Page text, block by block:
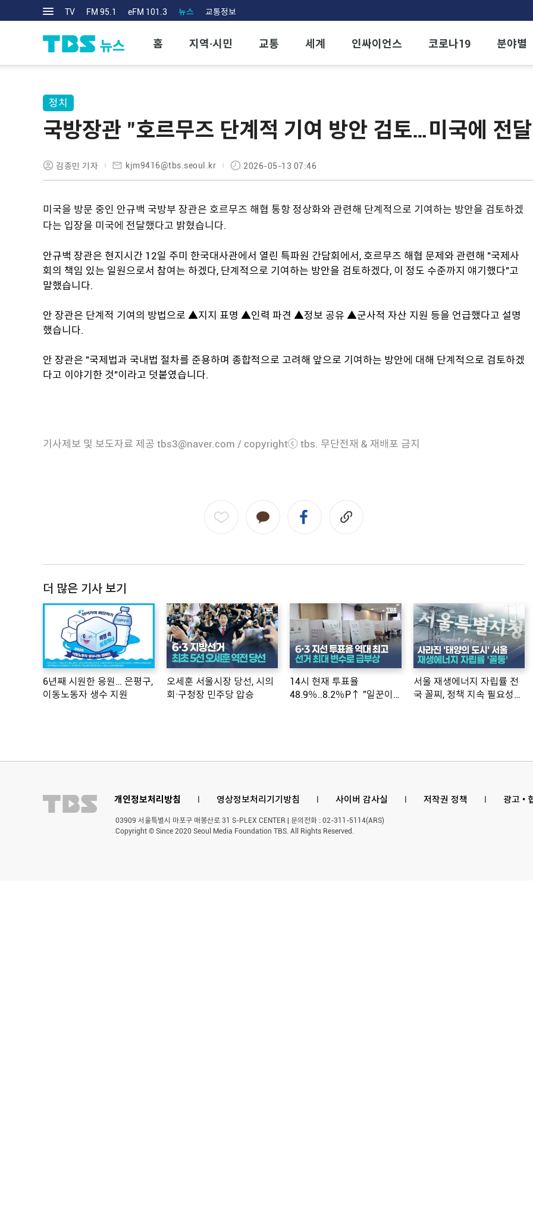
TV FM 95.1 eFM 101.3 뉴스 교통정보
홈 지역·시민 교통 세계 인싸이언스 코로나19 분야별
정치
국방장관 "호르무즈 단계적 기여 방안 검토…미국에 전
김종민 기자 kjm9416@tbs.seoul.kr 2026-05-13 07:46
미국을 방문 중인 안규백 국방부 장관은 호르무즈 해협 통항 정상화와 관련해 단계적으로 기여하는 방안을 검토하겠
다는 입장을 미국에 전달했다고 밝혔습니다.
안규백 장관은 현지시간 12일 주미 한국대사관에서 열린 특파원 간담회에서, 호르무즈 해협 문제와 관련해 "국제사
회의 책임 있는 일원으로서 참여는 하겠다, 단계적으로 기여하는 방안을 검토하겠다, 이 정도 수준까지 얘기했다"고
말했습니다.
안 장관은 단계적 기여의 방법으로 ▲지지 표명 ▲인력 파견 ▲정보 공유 ▲군사적 자산 지원 등을 언급했다고 설명
했습니다.
안 장관은 "국제법과 국내법 절차를 준용하며 종합적으로 고려해 앞으로 기여하는 방안에 대해 단계적으로 검토하겠
다고 이야기한 것"이라고 덧붙였습니다.
기사제보 및 보도자료 제공 tbs3@naver.com / copyrightⓒ tbs. 무단전재 & 재배포 금지
더 많은 기사 보기
6년째 시원한 응원… 은평구,
이동노동자 생수 지원
오세훈 서울시장 당선, 시의
회·구청장 민주당 압승
14시 현재 투표율
48.9％..8.2％P↑ "일꾼이
서울 재생에너지 자립률 전
국 꼴찌, 정책 지속 필요성
개인정보처리방침 l 영상정보처리기기방침 l 사이버 감사실 l 저작권 정책 l 광고 •
03909 서울특별시 마포구 매봉산로 31 S-PLEX CENTER | 문의전화 : 02-311-5114(ARS)
Copyright © Since 2020 Seoul Media Foundation TBS. All Rights Reserved.